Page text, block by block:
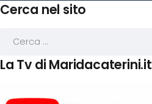
Cerca nel sito
La Tv di Maridacaterini.it